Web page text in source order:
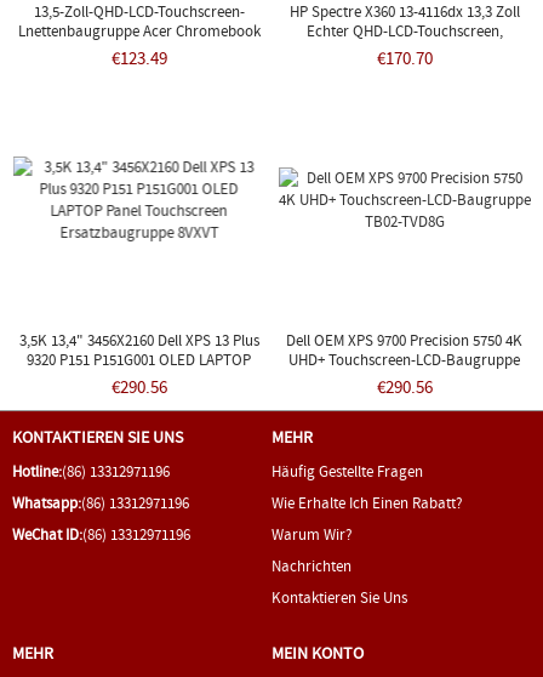
13,5-Zoll-QHD-LCD-Touchscreen-
Lnettenbaugruppe Acer Chromebook
Spin 713 CP713-2W
€123.49
HP Spectre X360 13-4116dx 13,3 Zoll
Echter QHD-LCD-Touchscreen,
Komplette Baugruppe
€170.70
3,5K 13,4" 3456X2160 Dell XPS 13 Plus
9320 P151 P151G001 OLED LAPTOP
Panel Touchscreen Ersatzbaugruppe
8VXVT
€290.56
Dell OEM XPS 9700 Precision 5750 4K
UHD+ Touchscreen-LCD-Baugruppe
TB02-TVD8G
€290.56
KONTAKTIEREN SIE UNS
Hotline:(86) 13312971196
Whatsapp:(86) 13312971196
WeChat ID:(86) 13312971196
MEHR
Häufig Gestellte Fragen
Wie Erhalte Ich Einen Rabatt?
Warum Wir?
Nachrichten
Kontaktieren Sie Uns
MEHR MEIN KONTO